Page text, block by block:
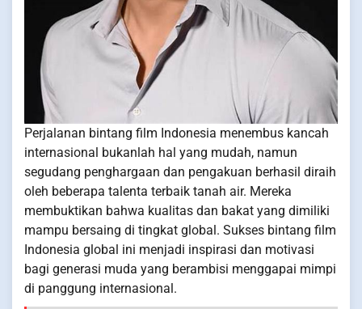
Perjalanan bintang film Indonesia menembus kancah
internasional bukanlah hal yang mudah, namun
segudang penghargaan dan pengakuan berhasil diraih
oleh beberapa talenta terbaik tanah air. Mereka
membuktikan bahwa kualitas dan bakat yang dimiliki
mampu bersaing di tingkat global. Sukses bintang film
Indonesia global ini menjadi inspirasi dan motivasi
bagi generasi muda yang berambisi menggapai mimpi
di panggung internasional.